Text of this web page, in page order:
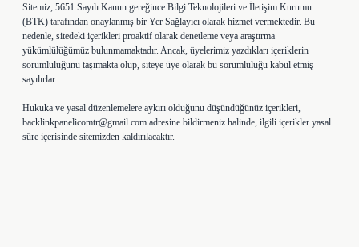
Sitemiz, 5651 Sayılı Kanun gereğince Bilgi Teknolojileri ve İletişim Kurumu
(BTK) tarafından onaylanmış bir Yer Sağlayıcı olarak hizmet vermektedir. Bu
nedenle, sitedeki içerikleri proaktif olarak denetleme veya araştırma
yükümlülüğümüz bulunmamaktadır. Ancak, üyelerimiz yazdıkları içeriklerin
sorumluluğunu taşımakta olup, siteye üye olarak bu sorumluluğu kabul etmiş
sayılırlar.
Hukuka ve yasal düzenlemelere aykırı olduğunu düşündüğünüz içerikleri,
backlinkpanelicomtr@gmail.com adresine bildirmeniz halinde, ilgili içerikler yasal
süre içerisinde sitemizden kaldırılacaktır.